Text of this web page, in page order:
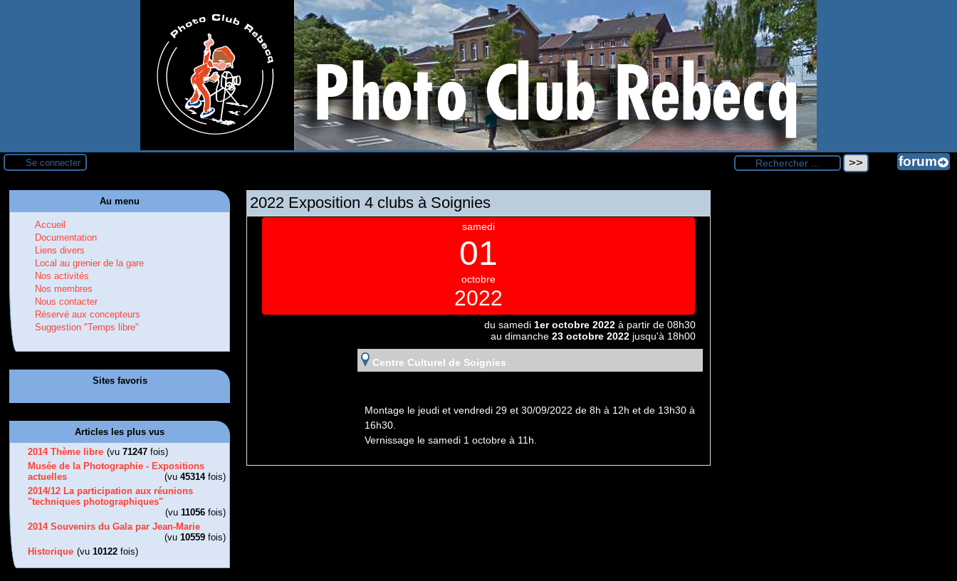
Se connecter
2022 Exposition 4 clubs à Soignies
samedi
01
octobre
2022
du samedi 1er octobre 2022 à partir de 08h30
au dimanche 23 octobre 2022 jusqu'à 18h00
Centre Culturel de Soignies
Montage le jeudi et vendredi 29 et 30/09/2022 de 8h à 12h et de 13h30 à
16h30.
Vernissage le samedi 1 octobre à 11h.
Au menu
Accueil
Documentation
Liens divers
Local au grenier de la gare
Nos activités
Nos membres
Nous contacter
Réservé aux concepteurs
Suggestion "Temps libre"
Sites favoris
Articles les plus vus
2014 Thème libre (vu71247 fois)
Musée de la Photographie - Expositions
actuelles
(vu 45314fois)
2014/12 La participation aux réunions
"techniques photographiques"
(vu 11056fois)
2014 Souvenirs du Gala par Jean-Marie
(vu 10559fois)
Historique (vu10122 fois)